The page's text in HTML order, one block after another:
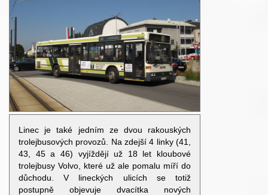
Linec je také jedním ze dvou rakouských
trolejbusových provozů. Na zdejší 4 linky (41,
43, 45 a 46) vyjíždějí už 18 let kloubové
trolejbusy Volvo, které už ale pomalu míří do
důchodu. V lineckých ulicích se totiž
postupně objevuje dvacítka nových